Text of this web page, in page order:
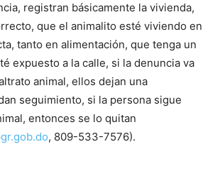
registran básicamente la vivienda,
que el animalito esté viviendo en
tanto en alimentación, que tenga un
expuesto a la calle, si la denuncia va
animal, ellos dejan una
seguimiento, si la persona sigue
entonces se lo quitan
, 809-533-7576).